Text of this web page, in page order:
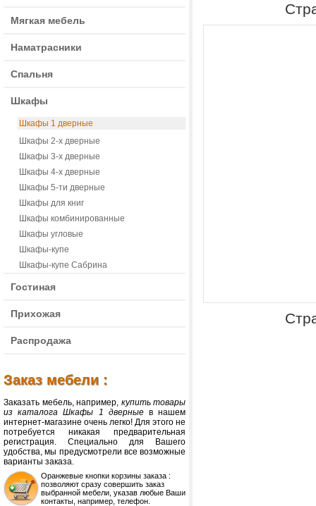
Мягкая мебель
Наматрасники
Спальня
Шкафы
Шкафы 1 дверные
Шкафы 2-х дверные
Шкафы 3-х дверные
Шкафы 4-х дверные
Шкафы 5-ти дверные
Шкафы для книг
Шкафы комбинированные
Шкафы угловые
Шкафы-купе
Шкафы-купе Сабрина
Гостиная
Прихожая
Распродажа
Заказ мебели :
Заказать мебель, например, купить товары
из каталога Шкафы 1 дверныев нашем
интернет-магазине очень легко! Для этого не
потребуется никакая предварительная
регистрация. Специально для Вашего
удобства, мы предусмотрели все возможные
варианты заказа.
Оранжевые кнопки корзины заказа :
позволяют сразу совершить заказ
выбранной мебели, указав любые Ваши
контакты, например, телефон.